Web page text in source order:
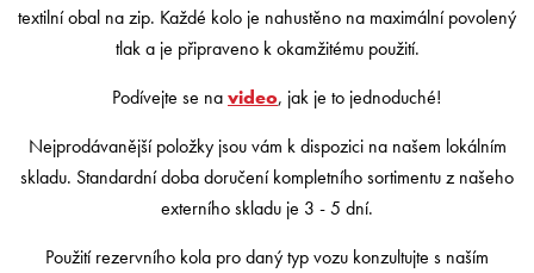
textilní obal na zip. Každé kolo je nahustěno na maximální povolený
tlak a je připraveno k okamžitému použití.
Podívejte se navideo, jak je to jednoduché!
Nejprodávanější položky jsou vám k dispozici na našem lokálním
skladu. Standardní doba doručení kompletního sortimentu z našeho
externího skladu je 3 - 5 dní.
Použití rezervního kola pro daný typ vozu konzultujte s naším